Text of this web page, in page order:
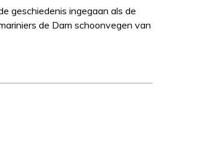
geschiedenis ingegaan als de
de Dam schoonvegen van